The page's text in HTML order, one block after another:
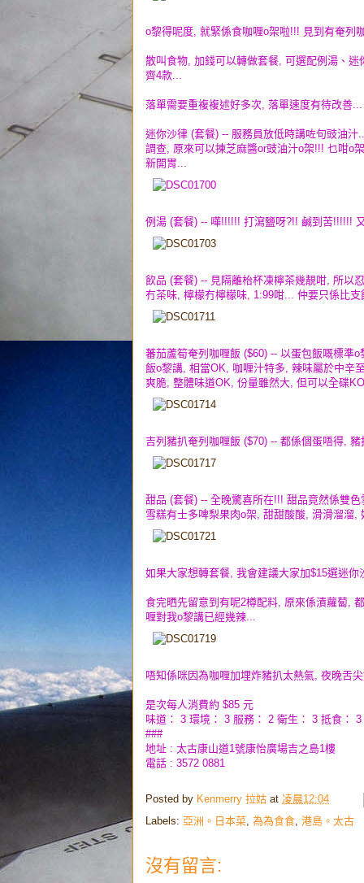
o黎得呢度, 就緊係食咖喱o架啦!!! 見到有奄列
散叫食物, 加錢可以轉做套餐, 可選配例湯、
齊4款...
落單需要重複複述好多次, 落單速度有待改善...
迷你沙律 (套餐) -- 服務員放低時講咗句豉油
調查, 原來可以揀芝麻醬or豉油汁o架!!! 乜咁o
新開胃...
例湯 (套餐) -- 嘩!!!!!! 打瀉鹽呀?!! 鹹到苦!!!!!!
飲品 (套餐) -- 見隔離枱杯凍檸茶幾靚咁, 所以
冇茶味, 檸檬冇檸檬味, 1:99咁... 仲要只係比
蕃茄蘆筍奄列咖喱飯 ($60) -- 以蛋包飯嘅標準
飯o黎講, 相當OK, 咖喱汁特多, 辣味屬於中辛
爽脆, 整體味道OK, 份量雖然大, 但可以全碟
吉列豬扒奄列咖喱飯 ($70) -- 都係個蛋唔得,
甜品 (套餐) -- 全晚驚喜所在!!! 甜品竟然係雙
雪糕有士多啤梨果肉o架, 甜甜酸酸, 滑滑溜溜
如果大家想轉套餐, 我會建議大家加$15選迷
食完晒先留意到有呢2樽配料, 原來係漬蘿蔔,
喱對我o黎講已經幾辣...
唔知係咪因為咖喱加埋炸豬扒太熱氣, 夜晚舌
是次每人消費約 $85 元
味道： 3 環境： 3 服務： 2 衛生： 3 抵食： 3
###
地址 : 太古康山道1號康怡廣場吉之島1樓
電話 : 3572 0881
Posted by Kenmerry 拉姑 at 凌晨12:04
Labels: 亞洲。日本菜 為為食食 港島。太古
沒有留言: